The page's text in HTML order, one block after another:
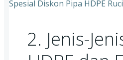
Spesial Diskon Pipa HDPE
2. Jenis-